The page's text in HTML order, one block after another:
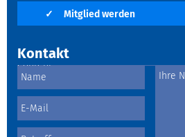
✓ Mitglied werden
Kontakt